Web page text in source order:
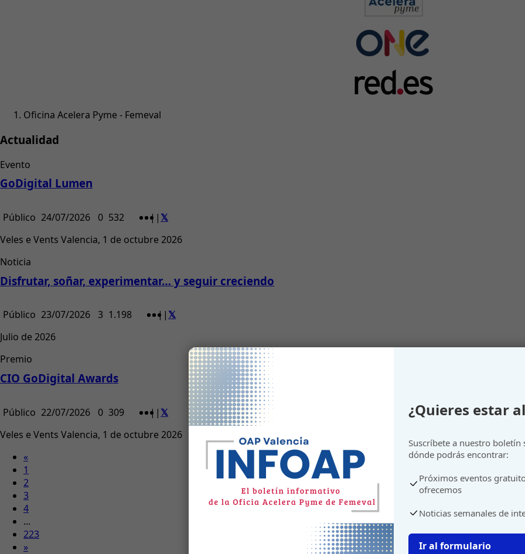
Oficina Acelera Pyme - Femeval
Actualidad
Evento
GoDigital Lumen
Público 24/07/2026 0 532 | |
Veles e Vents Valencia, 1 de octubre 2026
Noticia
Disfrutar, soñar, experimentar… y seguir creciendo
Público 23/07/2026 3 1.198 | |
Julio de 2026
Premio
CIO GoDigital Awards
Público 22/07/2026 0 309 | |
Veles e Vents Valencia, 1 de octubre 2026
«
1
2
3
4
...
223
»
¿Quieres estar
Suscríbete a nuestro boletín
dónde podrás encontrar:
Próximos eventos
ofrecemos
Noticias semanales de
Ir al formulario